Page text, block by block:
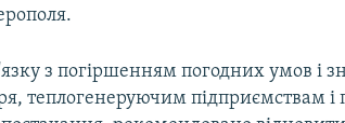
з погіршенням погодних умов і
теплогенеруючим підприємствам